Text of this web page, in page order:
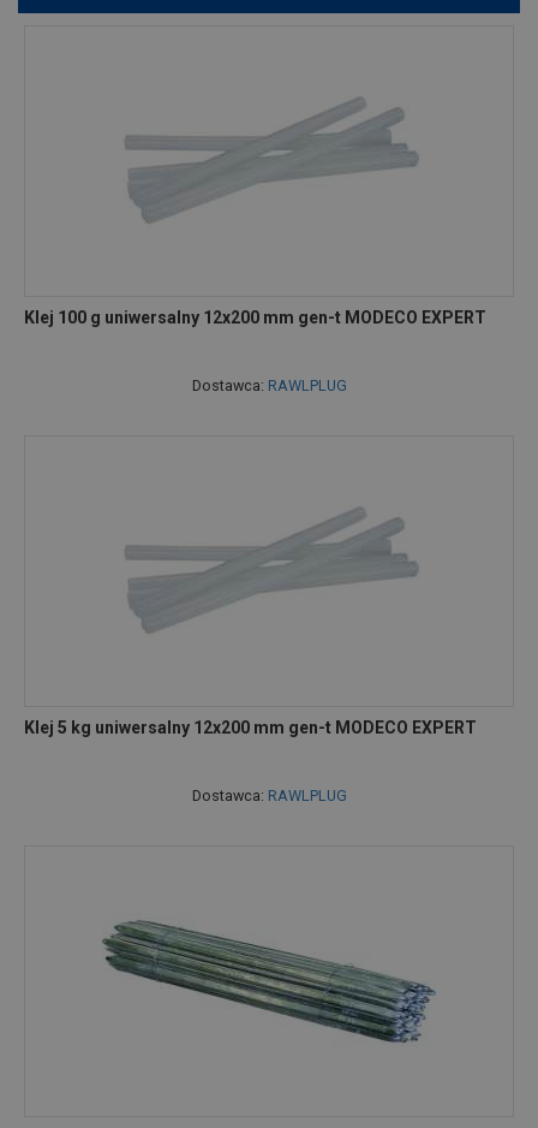
Klej 100 g uniwersalny 12x200 mm gen-t MODECO EXPERT
Dostawca: RAWLPLUG
Klej 5 kg uniwersalny 12x200 mm gen-t MODECO EXPERT
Dostawca: RAWLPLUG